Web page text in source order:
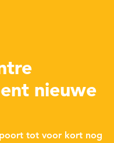
nieuwe
tot voor kort nog